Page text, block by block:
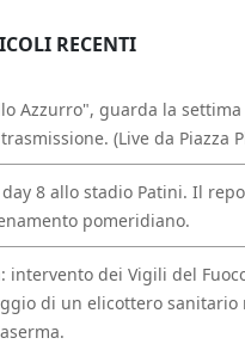
RECENTI
Azzurro", guarda la
(Live da Piazza
8 allo stadio Patini. Il
pomeridiano.
intervento dei Vigili del
di un elicottero sanitario